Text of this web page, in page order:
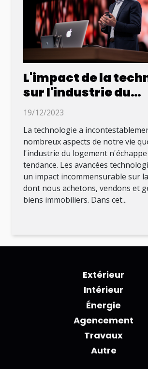
L'impact de la
sur l'industrie du
logement
19/12/2023
La technologie a
nombreux aspects de notre vie
l'industrie du logement n'échappe
tendance. Les avancées
un impact incommensurable sur
dont nous achetons, vendons et
biens immobiliers. Dans cet...
Extérieur
Intérieur
Énergie
Agencement
Travaux
Autre